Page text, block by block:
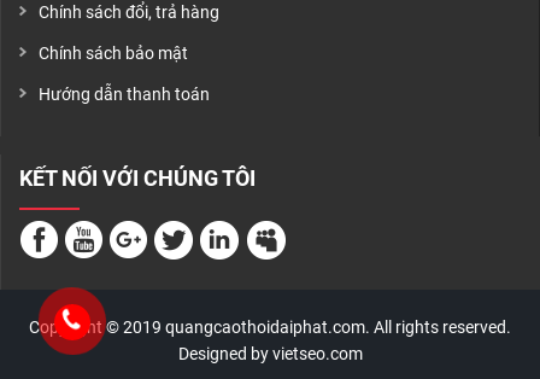
Chính sách đổi, trả hàng
Chính sách bảo mật
Hướng dẫn thanh toán
KẾT NỐI VỚI CHÚNG TÔI
Copyright © 2019 quangcaothoidaiphat.com. All rights reserved.
Designed by vietseo.com